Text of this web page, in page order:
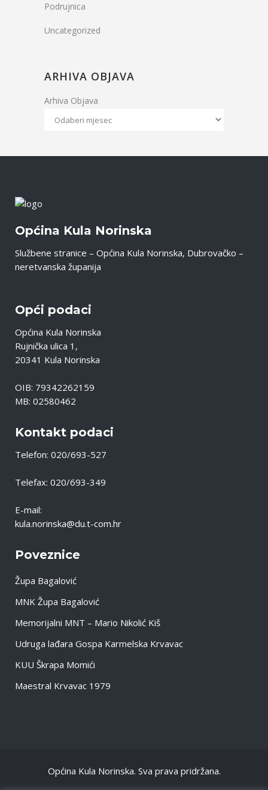
Podrujnica
Uncategorized
ARHIVA OBJAVA
Arhiva Objava
Općina Kula Norinska
Službene stranice – Općina Kula Norinska, Dubrovačko –
neretvanska županija
Opći podaci
Općina Kula Norinska
Rujnička ulica 1,
20341 Kula Norinska
OIB: 79342262159
MB: 02580462
Kontakt podaci
Telefon: 020/693-527
Telefax: 020/693-349
E-mail:
kula.norinska@du.t-com.hr
Poveznice
Župa Bagalović
MNK Župa Bagalović
Memorijalni MNT – Mario Nikolić Kiš
Udruga lađara Gospa Karmelska Krvavac
KUU Škrapa Momići
Maestral Krvavac 1979
Općina Kula Norinska. Sva prava pridržana.